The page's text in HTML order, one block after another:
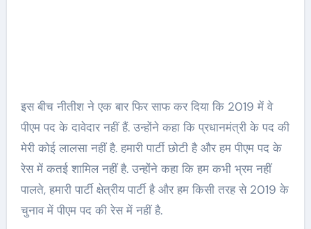
इस बीच नीतीश ने एक बार फिर साफ कर दिया कि 2019 में वे
पीएम पद के दावेदार नहीं हैं. उन्होंने कहा कि प्रधानमंत्री के पद की
मेरी कोई लालसा नहीं है. हमारी पार्टी छोटी है और हम पीएम पद के
रेस में कतई शामिल नहीं है. उन्होंने कहा कि हम कभी भ्रम नहीं
पालते, हमारी पार्टी क्षेत्रीय पार्टी है और हम किसी तरह से 2019 के
चुनाव में पीएम पद की रेस में नहीं है.